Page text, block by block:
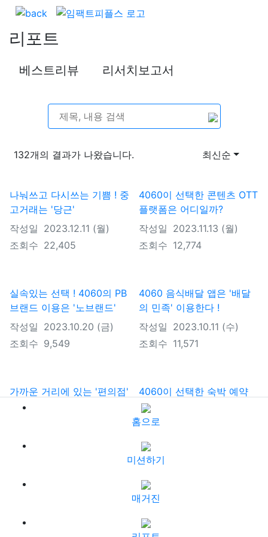
리포트
베스트리뷰 리서치보고서
132개의 결과가 나왔습니다. 최신순
나눠쓰고 다시쓰는 기쁨 ! 중
고거래는 '당근'
작성일 2023.12.11 (월)
조회수 22,405
4060이 선택한 콘텐츠 OTT
플랫폼은 어디일까?
작성일 2023.11.13 (월)
조회수 12,774
실속있는 선택 ! 4060의 PB
브랜드 이용은 '노브랜드'
작성일 2023.10.20 (금)
조회수 9,549
4060 음식배달 앱은 '배달
의 민족' 이용한다 !
작성일 2023.10.11 (수)
조회수 11,571
가까운 거리에 있는 '편의점'
어느 곳 방문하세요?
조회수
4060이 선택한 숙박 예약
앱 '야놀자' 어떠세요?
작성일
조회수
56
홈으로
미션하기
매거진